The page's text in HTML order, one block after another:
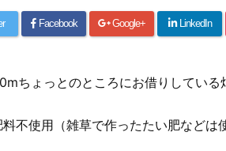
Facebook Google+ LinkedIn
ちょっとのところにお借りしている
料不使用（雑草で作ったたい肥など